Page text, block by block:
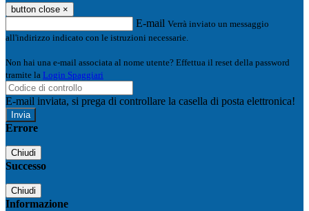
button close ×
E-mail Verrà inviato un messaggio
all'indirizzo indicato con le istruzioni necessarie.
Non hai una e-mail associata al nome utente? Effettua il reset della password
tramite la Login Spaggiari
E-mail inviata, si prega di controllare la casella di posta elettronica!
Errore
Chiudi
Successo
Chiudi
Informazione